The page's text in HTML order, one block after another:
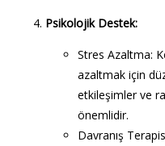
Psikolojik Destek:
Stres Azaltma:
azaltmak için
etkileşimler ve
önemlidir.
Davranış